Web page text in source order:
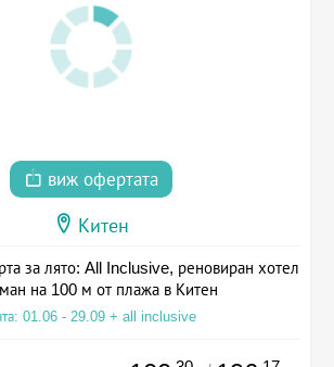
виж офертата
Китен
за лято: All Inclusive, реновиран хотел
на 100 м от плажа в Китен
01.06 - 29.09 + all inclusive